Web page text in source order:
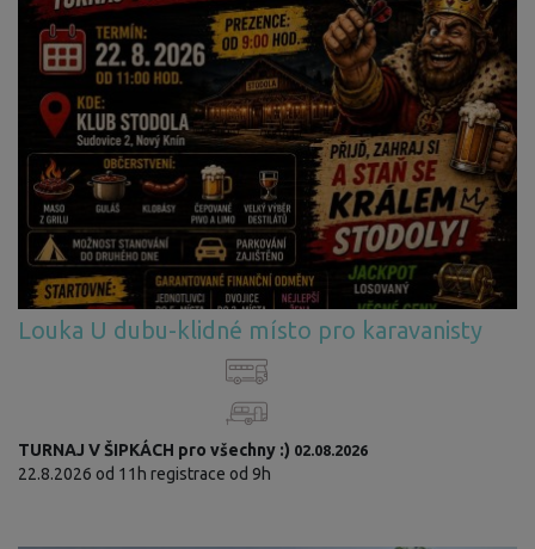
Louka U dubu-klidné místo pro karavanisty
TURNAJ V ŠIPKÁCH pro všechny :) 02.08.2026
22.8.2026 od 11h registrace od 9h